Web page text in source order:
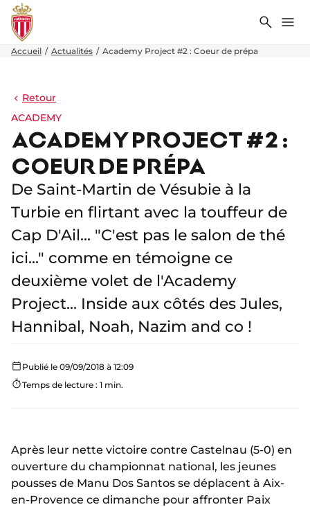
Accueil Actualités Academy Project #2 : Coeur de prépa
Retour
ACADEMY
ACADEMY PROJECT #2 :
COEUR DE PRÉPA
De Saint-Martin de Vésubie à la
Turbie en flirtant avec la touffeur de
Cap D'Ail... "C'est pas le salon de thé
ici..." comme en témoigne ce
deuxième volet de l'Academy
Project... Inside aux côtés des Jules,
Hannibal, Noah, Nazim and co !
Publié le 09/09/2018 à 12:09
Temps de lecture : 1 min.
Après leur nette victoire contre Castelnau (5-0) en
ouverture du championnat national, les jeunes
pousses de Manu Dos Santos se déplacent à Aix-
en-Provence ce dimanche pour affronter Paix